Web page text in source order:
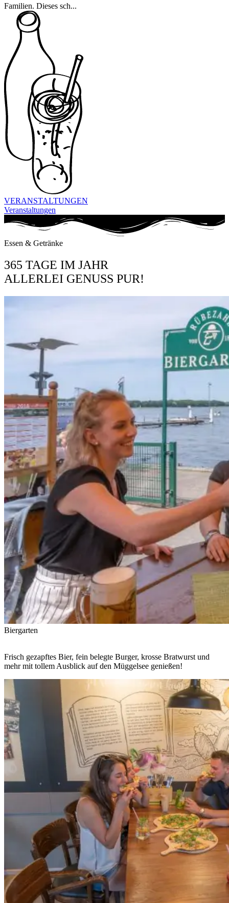
Familien. Dieses sch...
VERANSTALTUNGEN
Veranstaltungen
Essen & Getränke
365 TAGE IM JAHR
ALLERLEI GENUSS PUR!
Biergarten
Frisch gezapftes Bier, fein belegte Burger, krosse Bratwurst und
mehr mit tollem Ausblick auf den Müggelsee genießen!